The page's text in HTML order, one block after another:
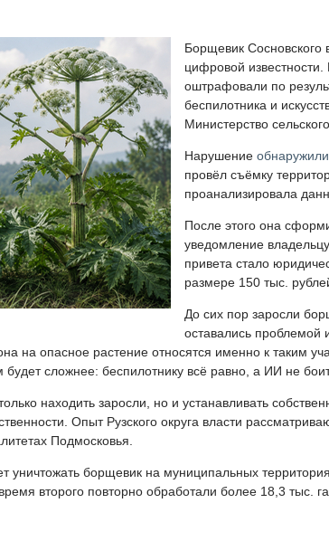
Борщевик
цифровой известности.
оштрафовали по
беспилотника и
Министерство
Нарушение обнаружили
провёл съёмку
проанализировала
После этого она
уведомление
привета стало
размере 150 тыс.
До сих пор заросли
оставались проблемой
на опасное растение относятся именно к таким
сложнее: беспилотнику всё равно, а ИИ не
находить заросли, но и устанавливать
Опыт Рузского округа власти
Подмосковья.
уничтожать борщевик на муниципальных
второго повторно обработали более 18,3 тыс.